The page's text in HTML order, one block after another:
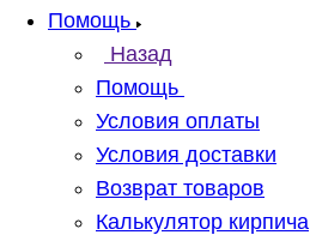
Помощь
Назад
Помощь
Условия оплаты
Условия доставки
Возврат товаров
Калькулятор кирпича